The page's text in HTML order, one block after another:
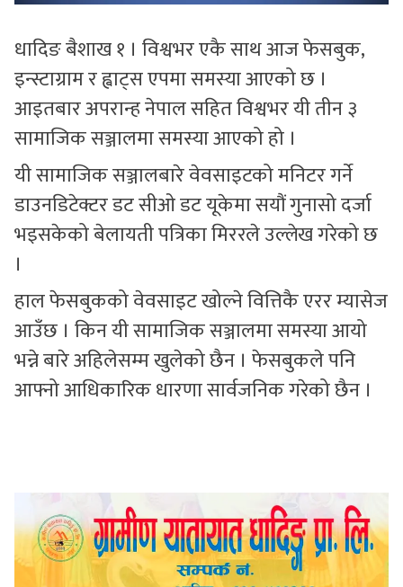
धादिङ बैशाख १ । विश्वभर एकै साथ आज फेसबुक,
इन्स्टाग्राम र ह्वाट्स एपमा समस्या आएको छ ।
आइतबार अपरान्ह नेपाल सहित विश्वभर यी तीन ३
सामाजिक सञ्जालमा समस्या आएको हो ।
यी सामाजिक सञ्जालबारे वेवसाइटको मनिटर गर्ने
डाउनडिटेक्टर डट सीओ डट यूकेमा सयौं गुनासो दर्जा
भइसकेको बेलायती पत्रिका मिररले उल्लेख गरेको छ
।
हाल फेसबुकको वेवसाइट खोल्ने वित्तिकै एरर म्यासेज
आउँछ । किन यी सामाजिक सञ्जालमा समस्या आयो
भन्ने बारे अहिलेसम्म खुलेको छैन । फेसबुकले पनि
आफ्नो आधिकारिक धारणा सार्वजनिक गरेको छैन ।